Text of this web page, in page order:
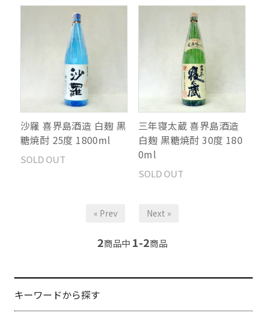
沙羅 喜界島酒造 白麹 黒
糖焼酎 25度 1800ml
SOLD OUT
三年寝太蔵 喜界島酒造
白麹 黒糖焼酎 30度 180
0ml
SOLD OUT
« Prev Next »
2商品中 1-2商品
キーワードから探す